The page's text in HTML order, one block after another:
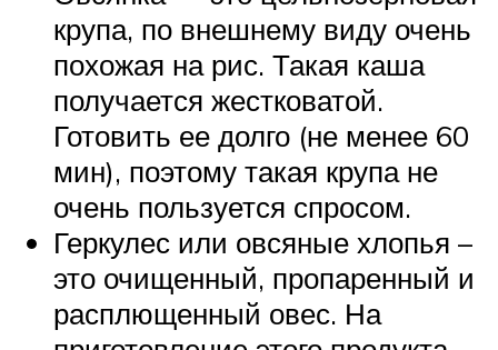
крупа, по внешнему виду очень
похожая на рис. Такая каша
получается жестковатой.
Готовить ее долго (не менее 60
мин), поэтому такая крупа не
очень пользуется спросом.
Геркулес или овсяные хлопья –
это очищенный, пропаренный и
расплющенный овес. На